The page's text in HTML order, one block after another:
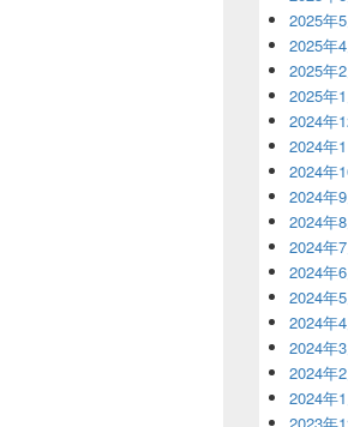
2025年
2025年
2025年
2025年
2024年
2024年
2024年
2024年
2024年
2024年
2024年
2024年
2024年
2024年
2024年
2024年